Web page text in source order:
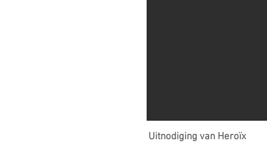
Uitnodiging van Heroïx